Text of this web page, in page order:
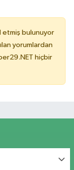
etmiş bulunuyor
yorumlardan
hiçbir